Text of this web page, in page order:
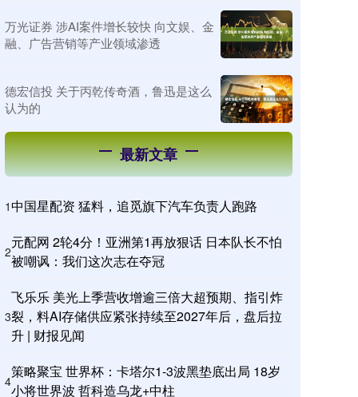
万光证券 涉AI案件增长较快 向文娱、金
融、广告营销等产业领域渗透
德宏信投 关于丙乾传奇酒，鲁迅是这么
认为的
最新文章
1中国星配资 猛料，追觅旗下汽车负责人跑路
2
元配网 2轮4分！亚洲第1再放狠话 日本队长不怕
被嘲讽：我们这次志在夺冠
3
飞乐乐 美光上季营收增逾三倍大超预期、指引炸
裂，料AI存储供应紧张持续至2027年后，盘后拉
升 | 财报见闻
4
策略聚宝 世界杯：卡塔尔1-3波黑垫底出局 18岁
小将世界波 哲科造乌龙+中柱